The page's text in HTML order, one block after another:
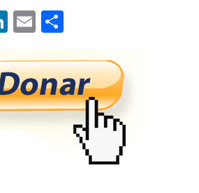
Li
ke
dI
n
E
ail m
p
ar
tir